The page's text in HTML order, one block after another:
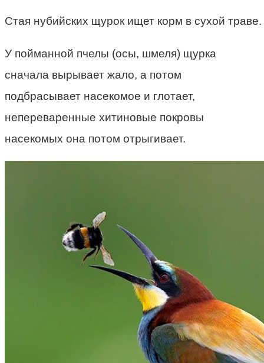
Стая нубийских щурок ищет корм в сухой траве.
У пойманной пчелы (осы, шмеля) щурка
сначала вырывает жало, а потом
подбрасывает насекомое и глотает,
непереваренные хитиновые покровы
насекомых она потом отрыгивает.